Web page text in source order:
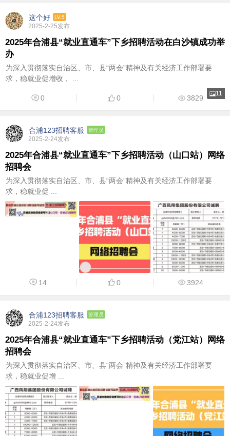
这个好 LV.5
2025-2-25发布
2025年合浦县“就业直通车”下乡招聘活动在白沙镇成功举
办
为深入贯彻落实自治区、市、县“两会”精神及有关经济工作部署要
求，稳就业促增收， ...
11
0 0 3829
合浦123招聘客服 管理员
2025-2-24发布
2025年合浦县“就业直通车”下乡招聘活动（山口站）网络
招聘会
为深入贯彻落实自治区、市、县“两会”精神及有关经济工作部署要
求，稳就业促 ...
14 0 3924
合浦123招聘客服 管理员
2025-2-24发布
2025年合浦县“就业直通车”下乡招聘活动（党江站）网络
招聘会
为深入贯彻落实自治区、市、县“两会”精神及有关经济工作部署要
求，稳就业促增 ...